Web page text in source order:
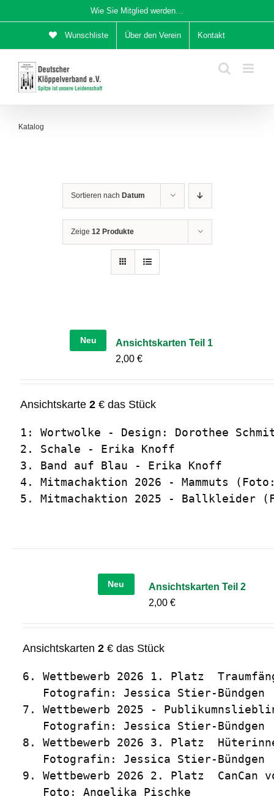
Inhalt
Wie Sie Mitglied werden…
Wunschliste Über den Verein Kontakt
Katalog
Sortieren nach Datum
Zeige 12 Produkte
Neu
Ansichtskarten Teil 1
2,00€
Ansichtskarte2€ das Stück
1: Wortwolke - Design: Dorothee
2. Schale - Erika Knoff
3. Band auf Blau - Erika Knoff
4. Mitmachaktion 2026 - Mammuts
5. Mitmachaktion 2025 - Ballkleider
Neu
Ansichtskarten Teil 2
2,00 €
Ansichtskarten 2€ das Stück
6. Wettbewerb 2026 1. Platz
   Fotografin: Jessica Stier-Bündgen
7. Wettbewerb 2025 -
   Fotografin: Jessica Stier-Bündgen
8. Wettbewerb 2026 3. Platz
   Fotografin: Jessica Stier-Bündgen
9. Wettbewerb 2026 2. Platz  CanCan
   Foto: Angelika Pischke